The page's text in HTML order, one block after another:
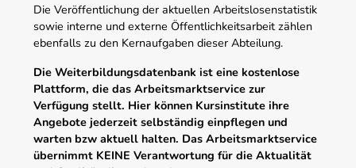
Die Veröffentlichung der aktuellen Arbeitslosenstatistik
sowie interne und externe Öffentlichkeitsarbeit zählen
ebenfalls zu den Kernaufgaben dieser Abteilung.
Die Weiterbildungsdatenbank ist eine kostenlose
Plattform, die das Arbeitsmarktservice zur
Verfügung stellt. Hier können Kursinstitute ihre
Angebote jederzeit selbständig einpflegen und
warten bzw aktuell halten. Das Arbeitsmarktservice
übernimmt KEINE Verantwortung für die Aktualität